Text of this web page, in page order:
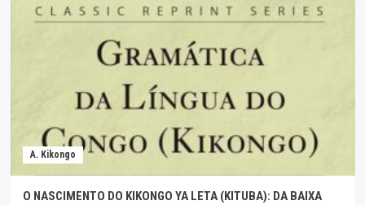
A. Kikongo
O NASCIMENTO DO KIKONGO YA LETA (KITUBA): DA BAIXA